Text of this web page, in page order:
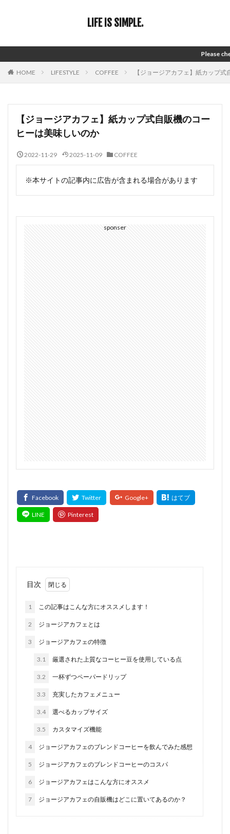
LIFE IS SIMPLE.
Please check ABOUT
HOME LIFESTYLE COFFEE 【ジョージアカフェ】紙カップ
【ジョージアカフェ】紙カップ式自販機のコー
ヒーは美味しいのか
2022-11-29 2025-11-09 COFFEE
※本サイトの記事内に広告が含まれる場合があります
sponser
目次
1 この記事はこんな方にオススメします！
2 ジョージアカフェとは
3 ジョージアカフェの特徴
3.1 厳選された上質なコーヒー豆を使用している点
3.2 一杯ずつペーパードリップ
3.3 充実したカフェメニュー
3.4 選べるカップサイズ
3.5 カスタマイズ機能
4 ジョージアカフェのブレンドコーヒーを飲んでみた感想
5 ジョージアカフェのブレンドコーヒーのコスパ
6 ジョージアカフェはこんな方にオススメ
7 ジョージアカフェの自販機はどこに置いてあるのか？